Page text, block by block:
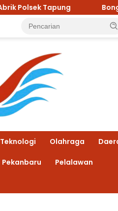
Bongkar Jaringan Narkoba,
Teknologi Olahraga
Pekanbaru Pelalawan